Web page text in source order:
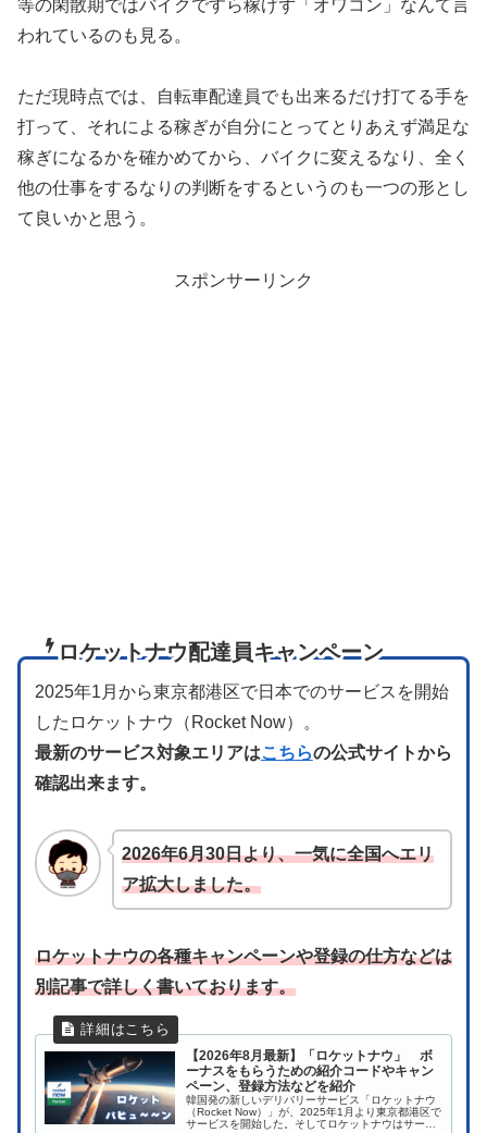
等の閑散期ではバイクですら稼げず「オワコン」なんて言
われているのも見る。
ただ現時点では、自転車配達員でも出来るだけ打てる手を
打って、それによる稼ぎが自分にとってとりあえず満足な
稼ぎになるかを確かめてから、バイクに変えるなり、全く
他の仕事をするなりの判断をするというのも一つの形とし
て良いかと思う。
スポンサーリンク
ロケットナウ配達員キャンペーン
2025年1月から東京都港区で日本でのサービスを開始
したロケットナウ（Rocket Now）。
最新のサービス対象エリアはこちらの公式サイトから
確認出来ます。
2026年6月30日より、一気に全国へエリ
ア拡大しました。
ロケットナウの各種キャンペーンや登録の仕方などは
別記事で詳しく書いております。
【2026年8月最新】「ロケットナウ」 ボ
ーナスをもらうための紹介コードやキャン
ペーン、登録方法などを紹介
韓国発の新しいデリバリーサービス「ロケットナウ
（Rocket Now）」が、2025年1月より東京都港区で
サービスを開始した。そしてロケットナウはサービ